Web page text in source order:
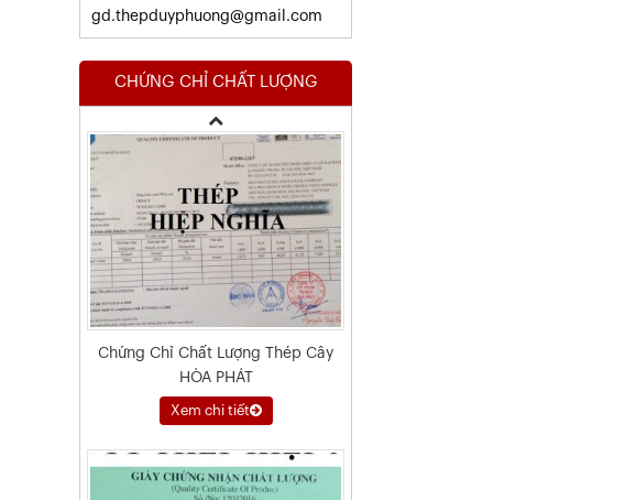
gd.thepduyphuong@gmail.com
CHỨNG CHỈ CHẤT LƯỢNG
Kết Quả Thử Nghiệm Lưới Tô Tường
Chứng Chỉ Chất Lượng Thép Cây
HÒA PHÁT
Xem chi tiết